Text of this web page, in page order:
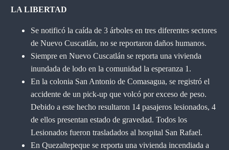
LA LIBERTAD
Se notificó la caída de 3 árboles en tres diferentes sectores
de Nuevo Cuscatlán, no se reportaron daños humanos.
Siempre en Nuevo Cuscatlán se reporta una vivienda
inundada de lodo en la comunidad la esperanza 1.
En la colonia San Antonio de Comasagua, se registró el
accidente de un pick-up que volcó por exceso de peso.
Debido a este hecho resultaron 14 pasajeros lesionados, 4
de ellos presentan estado de gravedad. Todos los
Lesionados fueron trasladados al hospital San Rafael.
En Quezaltepeque se reporta una vivienda incendiada a